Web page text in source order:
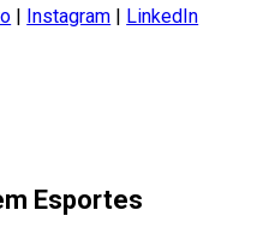
| Instagram | LinkedIn
Esportes